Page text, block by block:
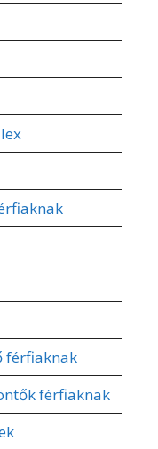
férfiaknak
férfiaknak